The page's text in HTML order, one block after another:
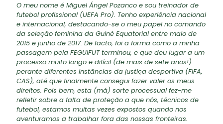
O meu nome é Miguel Ángel Pozanco e sou treinador de
futebol profissional (UEFA Pro). Tenho experiência nacional
e internacional, destacando-se o meu papel no comando
da seleção feminina da Guiné Equatorial entre maio de
2015 e junho de 2017. De facto, foi a forma como a minha
passagem pela FEGUIFUT terminou, e que deu lugar a um
processo muito longo e difícil (de mais de sete anos!)
perante diferentes instâncias da justiça desportiva (FIFA,
CAS), até que finalmente consegui fazer valer os meus
direitos. Pois bem, esta (má) sorte processual fez-me
refletir sobre a falta de proteção a que nós, técnicos de
futebol, estamos muitas vezes expostos quando nos
aventuramos a trabalhar fora das nossas fronteiras.